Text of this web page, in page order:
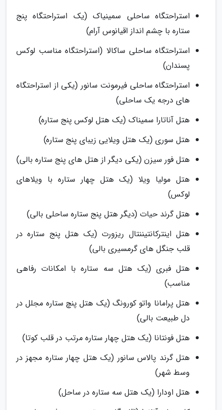
استراحتگاه ساحلی سمینیاک (یک استراحتگاه پنج
ستاره با چشم انداز اقیانوس آرام)
استراحتگاه ساحلی ساکالا (استراحتگاه مناسب لوکس
پسندان)
استراحتگاه ساحلی فیرمونت سانور (یکی از استراحتگاه
های درجه­ یک ساحلی)
هتل آناتارا سمیناک (یک هتل لوکس پنج ستاره)
هتل سوری (یک هتل ویلایی زیبای پنج ستاره)
هتل فور سیزن (یکی دیگر از هتل های پنج ستاره بالی)
هتل مولیا ویلا (یک هتل چهار ستاره با ویلاهای
لوکس)
هتل گرند حیات (دیگر هتل پنج ستاره ساحلی بالی)
هتل اینترکانتیننتال ریزورت (یک هتل پنج ستاره در
قلب جنگل های گرمسیری بالی)
هتل فبری (یک هتل سه ستاره با امکانات رفاهی
مناسب)
هتل پرامانا واتو کورونگ (یک هتل پنچ ستاره مجلل در
دل طبیعت بالی)
هتل فونتانا (یک هتل چهار ستاره مرتب در قلب کوتا)
هتل گرند پالاس سانور (یک هتل چهار ستاره مجهز در
وسط شهر)
هتل اودارا (یک هتل سه ستاره در ساحل)